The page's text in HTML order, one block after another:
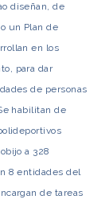
diseñan, de
un Plan de
en los
para dar
de personas
habilitan de
a 328
8 entidades del
de tareas